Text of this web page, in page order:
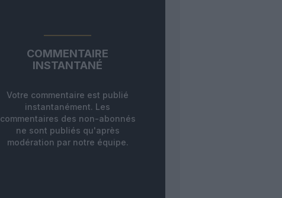
COMMENTAIRE
INSTANTANÉ
Votre commentaire est publié
instantanément. Les
commentaires des non-abonnés
ne sont publiés qu'après
modération par notre équipe.